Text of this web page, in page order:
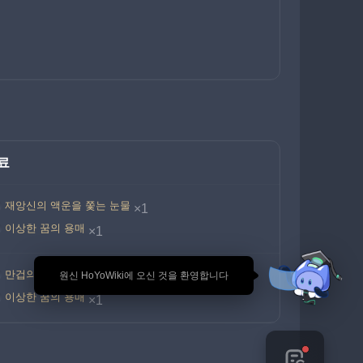
🎉 원신 HoYoWiki에 오신 것을 환영합니다
재앙신의 액운을 쫓는 눈물 ×1
이상한 꿈의 용매 ×1
만겁의 진의 ×1
이상한 꿈의 용매 ×1